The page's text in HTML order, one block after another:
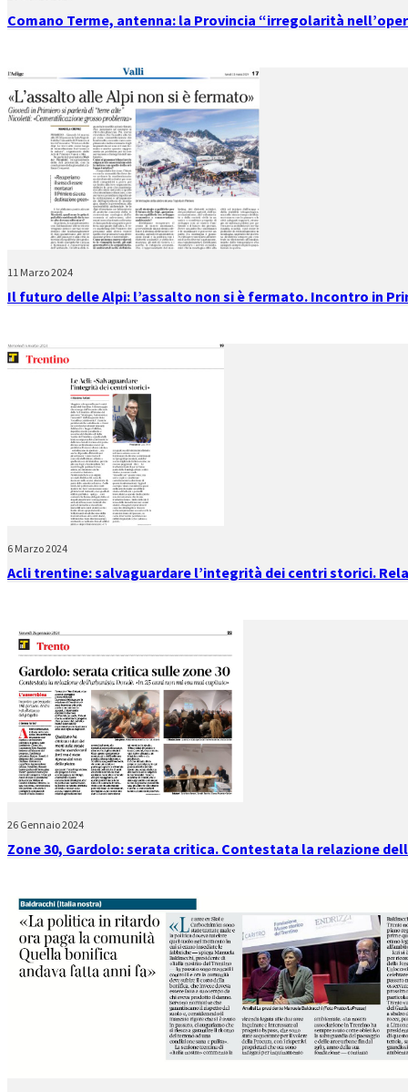
Comano Terme, antenna: la Provincia “irregolarità
11 Marzo 2024
Il futuro delle Alpi: l’assalto non si è fermato. Incontro in
6 Marzo 2024
Acli trentine: salvaguardare l’integrità dei centri storici.
26 Gennaio 2024
Zone 30, Gardolo: serata critica. Contestata la relazione